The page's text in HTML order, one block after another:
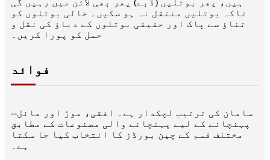
ہیں، پھر بوتلیں (ڈبے) پھر بھی لائن میں رہیں گی
تاکہ بوتلیں منتقل نہ ہو سکیں۔ خالی بوتلوں کو
تناؤ سے پاک اور حقیقی بوتلوں کے دباؤ کی نقل و
حمل کو پورا کریں۔
فوائد
--سامان کی ترتیب لچکدار ہے۔ افقی، موڑ اور مائل
پہنچانے کے لیے پہنچانے والی مصنوعات کے مطابق
مختلف قسم کے چین بورڈز کا انتخاب کیا جا سکتا
ہے۔